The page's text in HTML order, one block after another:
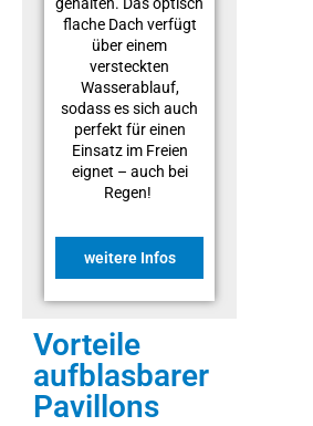
flache Dach verfügt
über einem
versteckten
Wasserablauf,
sodass es sich auch
perfekt für einen
Einsatz im Freien
eignet – auch bei
Regen!
weitere Infos
Vorteile
aufblasbarer
Pavillons